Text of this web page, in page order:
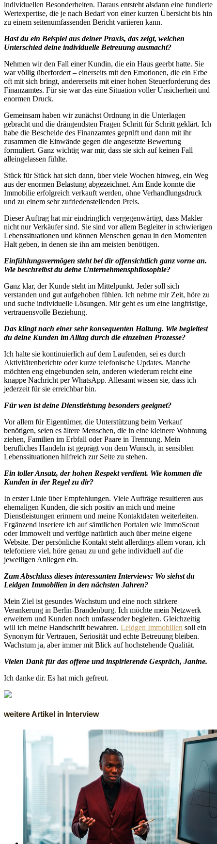
individuellen Besonderheiten. Daraus entsteht alsdann eine fundierte
Wertexpertise, die je nach Bedarf von einer kurzen Übersicht bis hin
zu einem seitenumfassenden Bericht variieren kann.
Hast du ein Beispiel aus deiner Praxis, das zeigt, welchen
Unterschied deine individuelle Betreuung ausmacht?
Nehmen wir den Fall einer Kundin, die ein Haus geerbt hatte. Sie
war völlig überfordert – einerseits mit den Emotionen, die ein Erbe
oft mit sich bringt, andererseits mit einer hohen Steuerforderung des
Finanzamtes. Für sie war das eine Situation voller Unsicherheit und
enormen Druck.
Gemeinsam haben wir zunächst Ordnung in die Unterlagen
gebracht und die drängendsten Fragen Schritt für Schritt geklärt. Ich
habe die Bescheide des Finanzamtes geprüft und dann mit ihr
zusammen die Einwände gegen die angesetzte Bewertung
formuliert. Ganz wichtig war mir, dass sie sich auf keinen Fall
alleingelassen fühlte.
Stück für Stück hat sich dann, über viele Wochen hinweg, ein Weg
aus der enormen Belastung abgezeichnet. Am Ende konnte die
Immobilie erfolgreich verkauft werden, ohne Verhandlungsdruck
und zu einem sehr zufriedenstellenden Preis.
Dieser Auftrag hat mir eindringlich vergegenwärtigt, dass Makler
nicht nur Verkäufer sind. Sie sind vor allem Begleiter in schwierigen
Lebenssituationen und können Menschen genau in den Momenten
Halt geben, in denen sie ihn am meisten benötigen.
Einfühlungsvermögen steht bei dir offensichtlich ganz vorne an.
Wie beschreibst du deine Unternehmensphilosophie?
Ganz klar, der Kunde steht im Mittelpunkt. Jeder soll sich
verstanden und gut aufgehoben fühlen. Ich nehme mir Zeit, höre zu
und suche individuelle Lösungen. Mir geht es um eine langfristige,
vertrauensvolle Beziehung.
Das klingt nach einer sehr konsequenten Haltung. Wie begleitest
du deine Kunden im Alltag durch die einzelnen Prozesse?
Ich halte sie kontinuierlich auf dem Laufenden, sei es durch
Aktivitätenberichte oder kurze telefonische Updates. Manche
möchten eng eingebunden sein, anderen wiederum reicht eine
knappe Nachricht per WhatsApp. Allesamt wissen sie, dass ich
jederzeit für sie erreichbar bin.
Für wen ist deine Dienstleistung besonders geeignet?
Vor allem für Eigentümer, die Unterstützung beim Verkauf
benötigen, seien es ältere Menschen, die in eine kleinere Wohnung
ziehen, Familien im Erbfall oder Paare in Trennung. Mein
berufliches Handeln ist geprägt von dem Wunsch, in sensiblen
Lebenssituationen hilfreich zur Seite zu stehen.
Ein toller Ansatz, der hohen Respekt verdient. Wie kommen die
Kunden in der Regel zu dir?
In erster Linie über Empfehlungen. Viele Aufträge resultieren aus
ehemaligen Kunden, die sich positiv an mich und meine
Dienstleistungen erinnern und meine Kontaktdaten weiterleiten.
Ergänzend inseriere ich auf sämtlichen Portalen wie ImmoScout
oder Immowelt und verfüge natürlich auch über meine eigene
Website. Der persönliche Kontakt steht allerdings allem voran, ich
telefoniere viel, höre genau zu und gehe individuell auf die
jeweiligen Anliegen ein.
Zum Abschluss dieses interessanten Interviews: Wo siehst du
Leidgen Immobilien in den nächsten Jahren?
Mein Ziel ist gesundes Wachstum und eine noch stärkere
Verankerung in Berlin-Brandenburg. Ich möchte mein Netzwerk
erweitern und Kunden noch umfassender begleiten. Gleichzeitig
will ich meine Handschrift bewahren. Leidgen Immobilien soll ein
Synonym für Vertrauen, Seriosität und echte Betreuung bleiben.
Wachstum ja, aber immer mit Blick auf hochstehende Qualität.
Vielen Dank für das offene und inspirierende Gespräch, Janine.
Ich danke dir. Es hat mich gefreut.
weitere Artikel in Interview